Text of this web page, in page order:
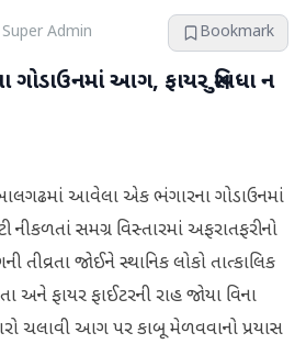
Super Admin Bookmark
આગ, ફાયર સુવિધા ન
આવેલા એક ભંગારના ગોડાઉનમાં
સમગ્ર વિસ્તારમાં અફરાતફરીનો
તીવ્રતા જોઈને સ્થાનિક લોકો તાત્કાલિક
અને ફાયર ફાઈટરની રાહ જોયા વિના
ચલાવી આગ પર કાબૂ મેળવવાનો પ્રયાસ